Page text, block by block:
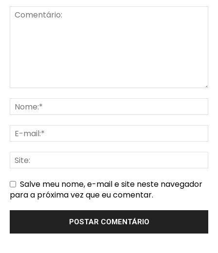
Salve meu nome, e-mail e site neste navegador
para a próxima vez que eu comentar.